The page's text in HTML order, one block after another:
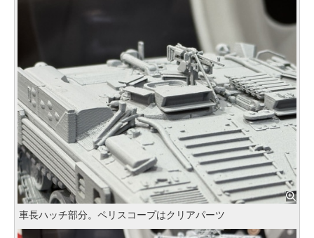
車長ハッチ部分。ペリスコープはクリアパーツ